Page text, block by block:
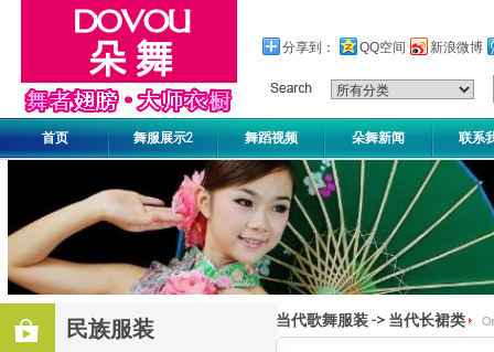
分享到： QQ空间 新浪微博
首页 舞服展示2 舞蹈视频 朵舞新闻 联系
民族服装 当代歌舞服装-> 当代长裙类